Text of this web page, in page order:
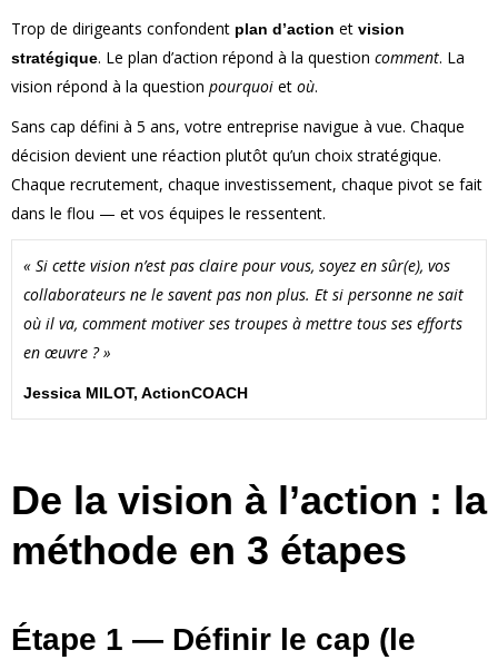
Trop de dirigeants confondent plan d’action et vision
stratégique. Le plan d’action répond à la question comment. La
vision répond à la question pourquoi et où.
Sans cap défini à 5 ans, votre entreprise navigue à vue. Chaque
décision devient une réaction plutôt qu’un choix stratégique.
Chaque recrutement, chaque investissement, chaque pivot se fait
dans le flou — et vos équipes le ressentent.
« Si cette vision n’est pas claire pour vous, soyez en sûr(e), vos
collaborateurs ne le savent pas non plus. Et si personne ne sait
où il va, comment motiver ses troupes à mettre tous ses efforts
en œuvre ? »
Jessica MILOT, ActionCOACH
De la vision à l’action : la
méthode en 3 étapes
Étape 1 — Définir le cap (le